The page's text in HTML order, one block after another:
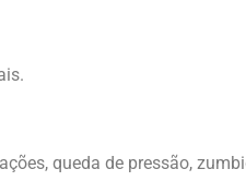
queda de pressão,